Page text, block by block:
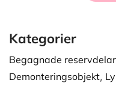
Kategorier
Begagnade reservdelar
Demonteringsobjekt,